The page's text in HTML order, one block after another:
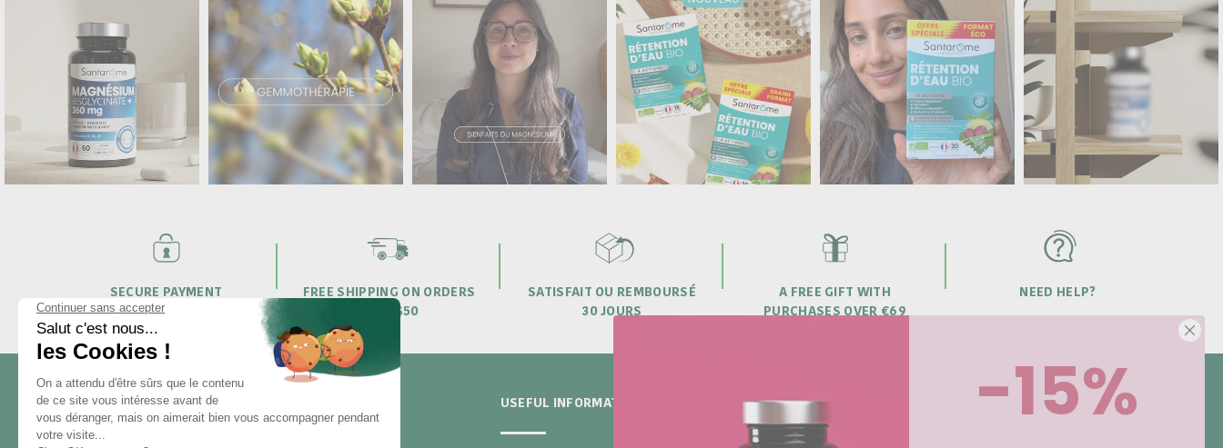
SECURE PAYMENT
FREE SHIPPING ON ORDERS
OVER $50
SATISFAIT OU REMBOURSÉ
30 JOURS
A FREE GIFT WITH
PURCHASES OVER €69
NEED HELP?
USEFUL INFORMATION THE LAB
NEWSLETTER -15% OFF YOUR
-15%